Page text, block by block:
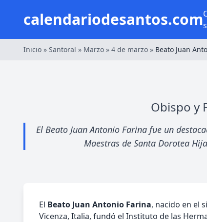
calendariodesantos.com
Inicio » Santoral » Marzo » 4 de marzo » Beato Juan
Obispo y
El Beato Juan Antonio Farina fue un
Maestras de Santa Dorotea
El Beato Juan Antonio Farina, nacido en el
Vicenza, Italia, fundó el Instituto de las